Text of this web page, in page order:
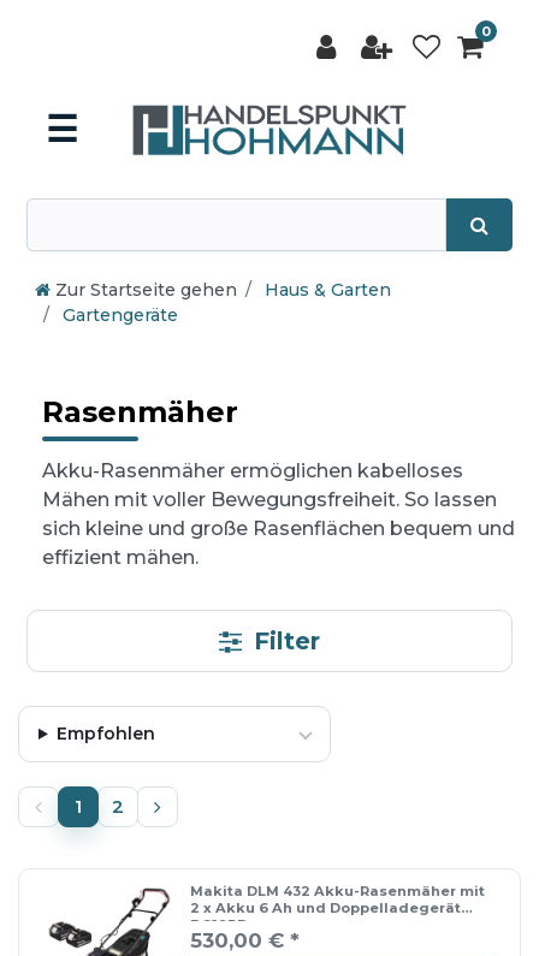
0
☰
Zur Startseite gehen
Haus & Garten
Gartengeräte
Rasenmäher
Akku-Rasenmäher ermöglichen kabelloses
Mähen mit voller Bewegungsfreiheit. So lassen
sich kleine und große Rasenflächen bequem und
effizient mähen.
Filter
Empfohlen
1 2
Makita DLM 432 Akku-Rasenmäher mit
2 x Akku 6 Ah und Doppelladegerät
DC18RD
530,00 € *